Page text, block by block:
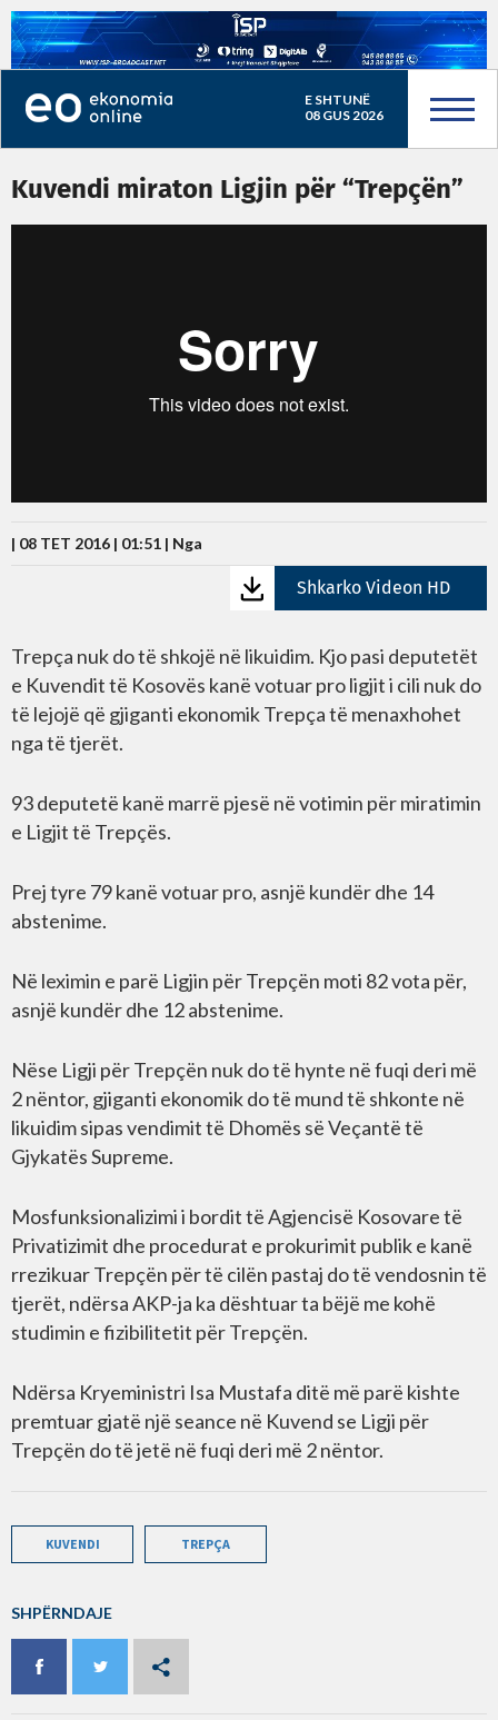
E SHTUNË
08 GUS 2026
Kuvendi miraton Ligjin për “Trepçën”
| 08 TET 2016 | 01:51 | Nga
Shkarko Videon HD
Trepça nuk do të shkojë në likuidim. Kjo pasi deputetët
e Kuvendit të Kosovës kanë votuar pro ligjit i cili nuk do
të lejojë që gjiganti ekonomik Trepça të menaxhohet
nga të tjerët.
93 deputetë kanë marrë pjesë në votimin për miratimin
e Ligjit të Trepçës.
Prej tyre 79 kanë votuar pro, asnjë kundër dhe 14
abstenime.
Në leximin e parë Ligjin për Trepçën moti 82 vota për,
asnjë kundër dhe 12 abstenime.
Nëse Ligji për Trepçën nuk do të hynte në fuqi deri më
2 nëntor, gjiganti ekonomik do të mund të shkonte në
likuidim sipas vendimit të Dhomës së Veçantë të
Gjykatës Supreme.
Mosfunksionalizimi i bordit të Agjencisë Kosovare të
Privatizimit dhe procedurat e prokurimit publik e kanë
rrezikuar Trepçën për të cilën pastaj do të vendosnin të
tjerët, ndërsa AKP-ja ka dështuar ta bëjë me kohë
studimin e fizibilitetit për Trepçën.
Ndërsa Kryeministri Isa Mustafa ditë më parë kishte
premtuar gjatë një seance në Kuvend se Ligji për
Trepçën do të jetë në fuqi deri më 2 nëntor.
KUVENDI TREPÇA
SHPËRNDAJE